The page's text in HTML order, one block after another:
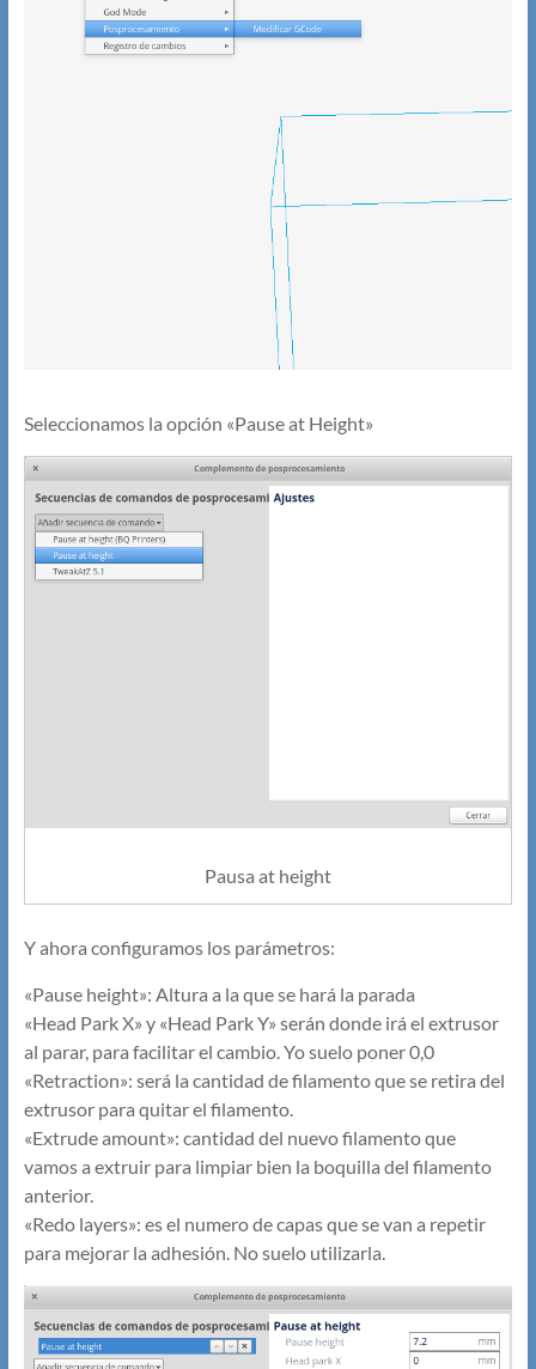
Seleccionamos la opción «Pause at Height»
Pausa at height
Y ahora configuramos los parámetros:
«Pause height»: Altura a la que se hará la parada
«Head Park X» y «Head Park Y» serán donde irá el extrusor
al parar, para facilitar el cambio. Yo suelo poner 0,0
«Retraction»: será la cantidad de filamento que se retira del
extrusor para quitar el filamento.
«Extrude amount»: cantidad del nuevo filamento que
vamos a extruir para limpiar bien la boquilla del filamento
anterior.
«Redo layers»: es el numero de capas que se van a repetir
para mejorar la adhesión. No suelo utilizarla.